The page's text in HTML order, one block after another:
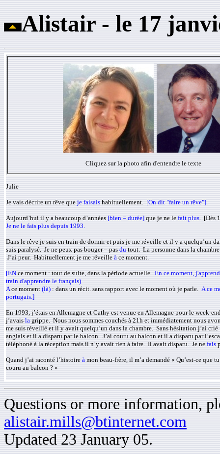
Alistair - le 17
Cliquez sur la photo afin d'entendre le texte
Julie
Je vais décrire un rêve que je faisais habituellement. [On dit "faire un rêve"].
Aujourd’hui il y a beaucoup d’années [bien = durée] que je ne le fait plus . [Dès
Je ne le fais plus depuis 1993.
Dans le rêve je suis en train de dormir et puis je me réveille et il y a quelqu’un
suis paralysé. Je ne peux pas bouger – pas du tout. La personne dans la
J’ai peur. Habituellement je me réveille à ce moment.
[EN ce moment : tout de suite, dans la période actuelle. En ce moment,
train d'apprendre le français)
A ce moment (là) : dans un récit. sans rapport avec le moment où je parle. A ce
portugais.]
En 1993, j’étais en Allemagne et Cathy est venue en Allemagne pour le week-
j’avais la grippe. Nous nous sommes couchés à 21h et immédiatement nous
me suis réveillé et il y avait quelqu’un dans la chambre. Sans hésitation j’ai crié
anglais et il a disparu par le balcon. J’ai couru au balcon et il a disparu par
téléphoné à la réception mais il n’y avait rien à faire. Il avait disparu. Je ne fais
Quand j’ai raconté l’histoire à mon beau-frère, il m’a demandé « Qu’est-ce que
couru au balcon ? »
Questions or more information,
alistair.mills@btinternet.com
Updated 23 January 05.